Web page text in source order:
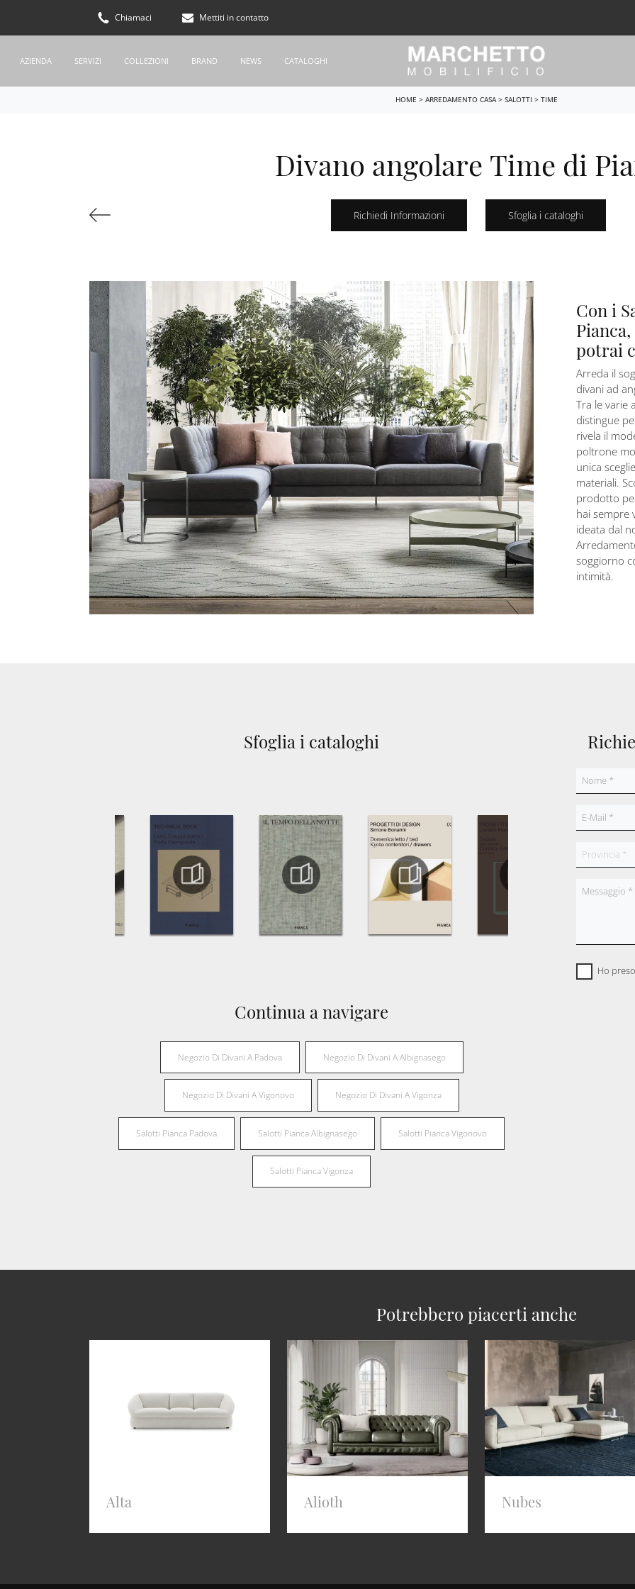
Chiamaci Mettiti in contatto
AZIENDA SERVIZI COLLEZIONI BRAND NEWS CATALOGHI
HOME > ARREDAMENTO CASA> SALOTTI > TIME
Divano angolare Time di
Richiedi Informazioni Sfoglia i cataloghi
Con i
potrai
Arreda il
divani ad
Tra le varie
distingue
rivela il
poltrone
unica
materiali.
prodotto
hai sempre
ideata dal
soggiorno
intimità.
Sfoglia i cataloghi
Continua a navigare
Negozio Di Divani A Padova Negozio Di Divani A Albignasego
Negozio Di Divani A Vigonovo Negozio Di Divani A Vigonza
Salotti Pianca Padova Salotti Pianca Albignasego Salotti Pianca Vigonovo
Salotti Pianca Vigonza
Ho
Potrebbero piacerti anche
Alta Alioth Nubes